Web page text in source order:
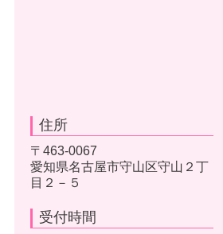
住所
〒463-0067
愛知県名古屋市守山区守山２丁
目２－５
受付時間